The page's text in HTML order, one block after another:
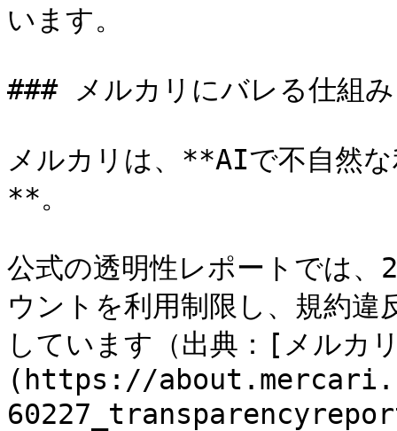
います。
### メルカリにバレる仕組
メルカリは、**AIで不自然
**。
公式の透明性レポートでは
ウントを利用制限し、規約
しています（出典：[メルカ
(https://